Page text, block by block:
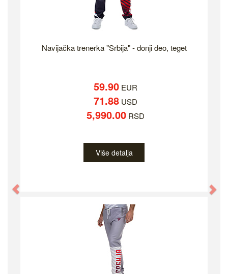
Navijačka trenerka "Srbija" - donji deo, teget
59.90EUR
71.88USD
5,990.00RSD
Više detalja